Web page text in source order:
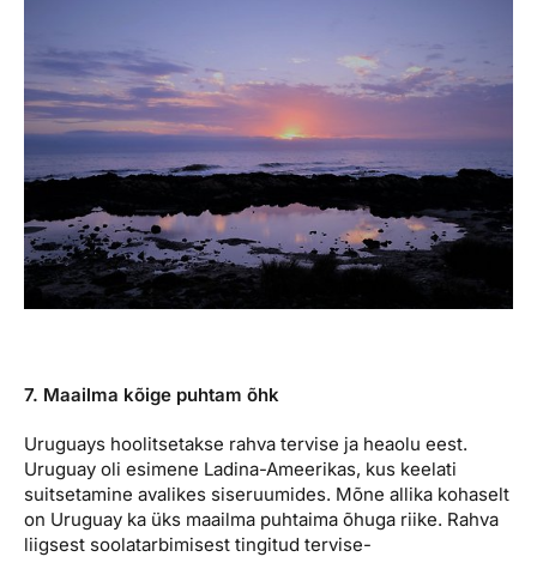
7. Maailma kõige puhtam õhk
Uruguays hoolitsetakse rahva tervise ja heaolu eest.
Uruguay oli esimene Ladina-Ameerikas, kus keelati
suitsetamine avalikes siseruumides. Mõne allika kohaselt
on Uruguay ka üks maailma puhtaima õhuga riike. Rahva
liigsest soolatarbimisest tingitud tervise-